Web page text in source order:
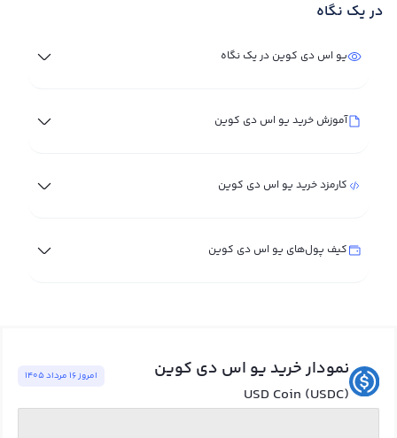
در یک نگاه
یو اس دی کوین در یک نگاه
آموزش خرید یو اس دی کوین
کارمزد خرید یو اس دی کوین
کیف پول‌های یو اس دی کوین
نمودار خرید یو اس دی کوین
USD Coin (USDC)
امروز ١٦ مرداد ١٤٠٥